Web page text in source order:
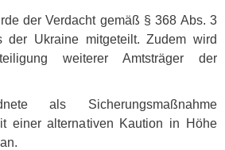
der Verdacht gemäß § 368 Abs. 3
der Ukraine mitgeteilt. Zudem wird
weiterer Amtsträger der
als Sicherungsmaßnahme
einer alternativen Kaution in Höhe